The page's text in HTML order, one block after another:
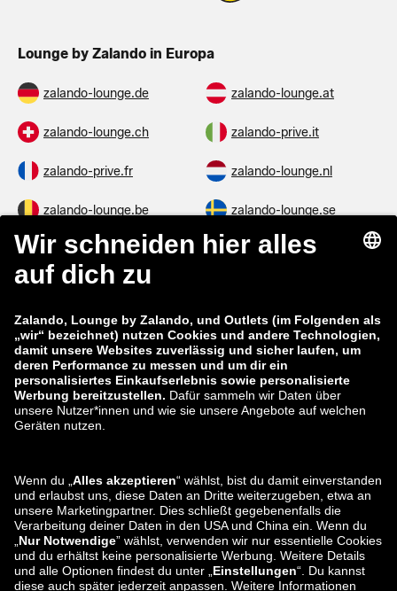
Lounge by Zalando in Europa
zalando-lounge.de zalando-lounge.at
zalando-lounge.ch zalando-prive.it
zalando-prive.fr zalando-lounge.nl
zalando-lounge.be zalando-lounge.se
zalando-lounge.fi zalando-lounge.dk
zalando-lounge.co.uk
zalando-prive.es zalando-lounge.cz
zalando-lounge.lt zalando-lounge.sk
zalando-lounge.ro zalando-lounge.hr
zalando-lounge.lu zalando-lounge.ee
zalando-lounge.lv zalando-lounge.no